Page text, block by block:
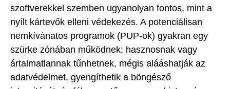
szoftverekkel szemben ugyanolyan fontos, mint a
nyílt kártevők elleni védekezés. A potenciálisan
nemkívánatos programok (PUP-ok) gyakran egy
szürke zónában működnek: hasznosnak vagy
ártalmatlannak tűnhetnek, mégis alááshatják az
adatvédelmet, gyengíthetik a böngésző